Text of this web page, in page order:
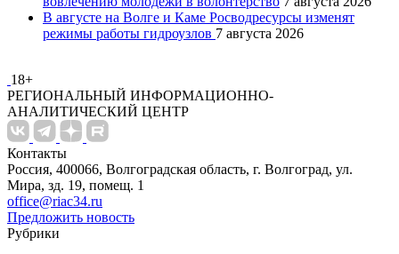
В августе на Волге и Каме Росводресурсы изменят
режимы работы гидроузлов 7 августа 2026
18+
РЕГИОНАЛЬНЫЙ ИНФОРМАЦИОННО-
АНАЛИТИЧЕСКИЙ ЦЕНТР
Контакты
Россия, 400066, Волгоградская область, г. Волгоград, ул.
Мира, зд. 19, помещ. 1
office@riac34.ru
Предложить новость
Рубрики